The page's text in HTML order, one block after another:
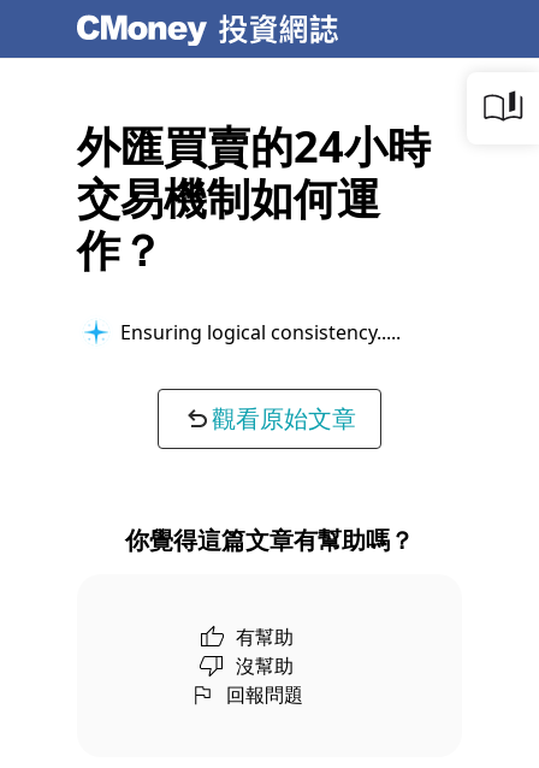
外匯買賣的24小時
交易機制如何運
作？
Ensuring logical consistency...
觀看原始文章
你覺得這篇文章有幫助嗎？
有幫助
沒幫助
回報問題